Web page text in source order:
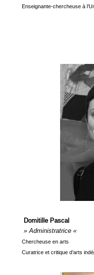
Enseignante-chercheuse à
Domitille Pascal
» Administratrice «
Chercheuse en arts
Curatrice et critique d’arts